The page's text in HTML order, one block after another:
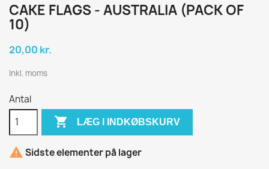
CAKE FLAGS - AUSTRALIA (PACK OF
10)
20,00 kr.
Inkl. moms
Antal
 LÆG I INDKØBSKURV
 Sidste elementer på lager